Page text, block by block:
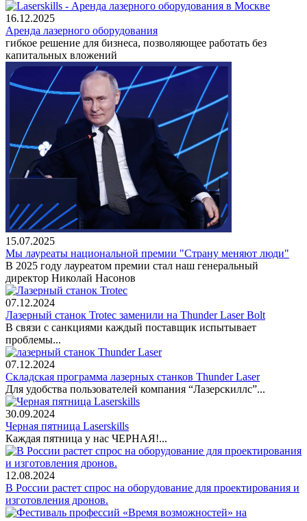
16.12.2025
Аренда лазерного оборудования
гибкое решение для бизнеса, позволяющее работать без
капитальных вложений
15.07.2025
Мы лауреаты национальной премии "Страну меняют люди"
В 2025 году лауреатом премии стал наш генеральный
директор Николай Насонов
07.12.2024
Лазерный станок Trotec заменили на Thunder Laser Bolt
В связи с санкциями каждый поставщик испытывает
проблемы...
07.12.2024
Складская программа лазерных станков Thunder Laser
Для удобства пользователей компания “Лазерскиллс”...
30.09.2024
Черная пятница Laserskills
Каждая пятница у нас ЧЕРНАЯ!...
12.08.2024
В России растет спрос на оборудование для проектирования и
изготовления дронов.